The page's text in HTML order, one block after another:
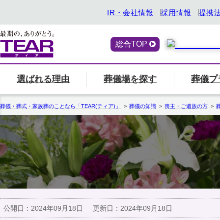
IR・会社情報 採用情報 提携
総合TOP
選ばれる理由
選ばれる理由一覧へ
ティアの特長一覧へ
事前相談・生前見積 エンバーミング
お葬式の喪主が初めての方はこちら
葬儀場を探す
エリア別の葬儀場
関西
中部
北海道
愛知県
葬儀場名
葬儀プ
「ティアの会」のご案内 「ティアの
喪主・ご遺族の方
ご参列の方
終活サービス『トー
葬儀・葬式・家族葬のことなら「TEAR(ティア)」 葬儀の知識 喪主・ご遺族の方
公開日： 2024年09月18日 更新日： 2024年09月18日